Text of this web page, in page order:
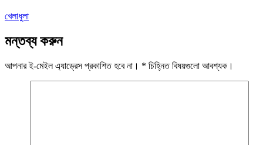
খেলাধুলা
মন্তব্য করুন
আপনার ই-মেইল এ্যাড্রেস প্রকাশিত হবে না। * চিহ্নিত বিষয়গুলো আবশ্যক।